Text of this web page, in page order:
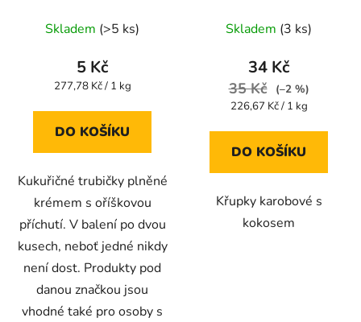
hodnocení
produktu
je
z
Skladem (>5 ks)
5 Kč
Měrná
277,78 Kč / 1 kg
DO KOŠÍKU
Kukuřičné trubičky plněné
krémem s oříškovou
příchutí. V balení po dvou
kusech, neboť jedné nikdy
není dost. Produkty pod
danou značkou jsou
vhodné také pro osoby s
140 g
hodnocení
produktu
je
5,0
5
Skladem (3 ks)
34 Kč
35 Kč
(–2 %)
Měrná
226,67 Kč / 1 kg
DO KOŠÍKU
Křupky karobové s
kokosem